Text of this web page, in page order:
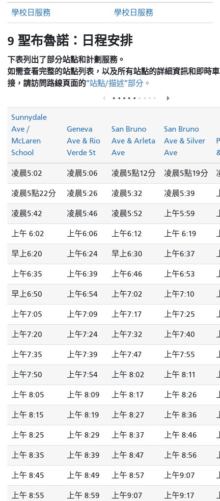
學校日服務 學校日服務
9 聖布魯諾：日程安排
下表列出了部分站點和計劃服務。
如需查看完整的站點列表，以及所有站點的詳細資訊和即時
接，請訪問路線頁面的“站點/描述”部分。
Sunnydale
Ave /
McLaren
School
Geneva
Ave & Rio
Verde St
San Bruno
Ave & Arleta
Ave
San Bruno
Ave & Silver
Ave
凌晨5:02 凌晨5:06 凌晨5點12分 凌晨5點19分
凌晨5點22分 凌晨5:26 凌晨5:32 凌晨5:39
凌晨5:42 凌晨5:46 凌晨5:52 上午5:59
上午 6:02 上午6:06 上午6:12 上午 6:19
早上6:20 上午6:24 早上6:30 上午6:37
上午6:35 上午6:39 上午6:46 上午6:53
早上6:50 上午6:54 上午7:02 上午7:10
上午7:05 上午7:09 上午7:17 上午7:25
上午7:20 上午7:24 上午7:32 上午7:40
上午7:35 上午7:39 上午7:47 上午7:55
上午7:50 上午7:54 上午 8:02 上午 8:11
上午 8:05 上午 8:09 上午 8:17 上午 8:26
上午 8:15 上午 8:19 上午 8:27 上午 8:36
上午 8:25 上午 8:29 上午 8:37 上午 8:46
上午 8:35 上午 8:39 上午 8:47 上午 8:56
上午 8:45 上午 8:49 上午 8:57 上午9:07
上午 8:55 上午 8:59 上午9:07 上午9:17